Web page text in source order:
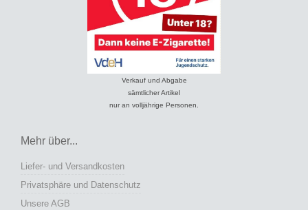
Verkauf und Abgabe
sämtlicher Artikel
nur an volljährige Personen.
Mehr über...
Liefer- und Versandkosten
Privatsphäre und Datenschutz
Unsere AGB